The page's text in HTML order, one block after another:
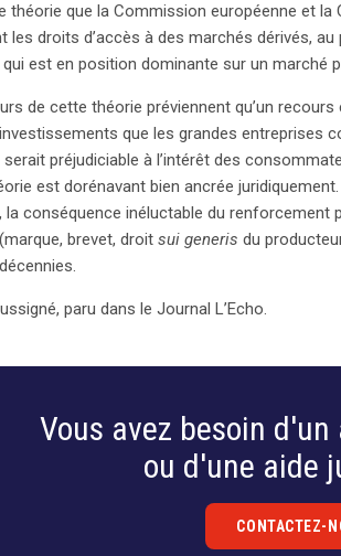
théorie que la Commission européenne et
les droits d’accès à des marchés dérivés,
est en position dominante sur un marché
de cette théorie préviennent qu’un
que les grandes entreprises
serait préjudiciable à l’intérêt des
est dorénavant bien ancrée
la conséquence inéluctable du
brevet, droit sui generis du
paru dans le Journal L’Echo.
Vous avez besoin
ou d'une aide
CONTACTEZ-